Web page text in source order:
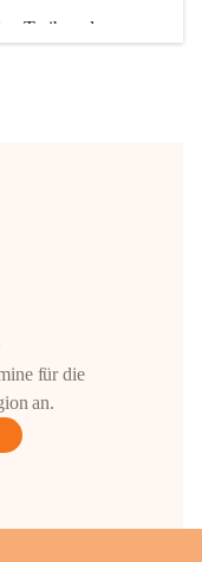
Treiben der
für die
an.